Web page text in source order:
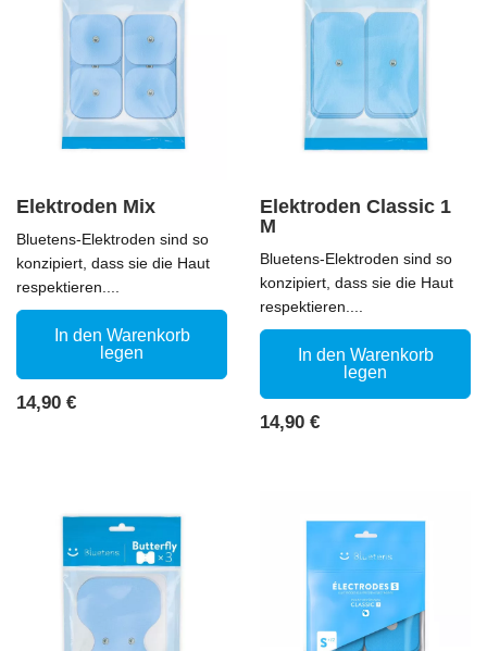
Elektroden Mix
Bluetens-Elektroden sind so
konzipiert, dass sie die Haut
respektieren....
In den Warenkorb
legen
Preis
14,90 €
Elektroden Classic 1
M
Bluetens-Elektroden sind so
konzipiert, dass sie die Haut
respektieren....
In den Warenkorb
legen
Preis
14,90 €